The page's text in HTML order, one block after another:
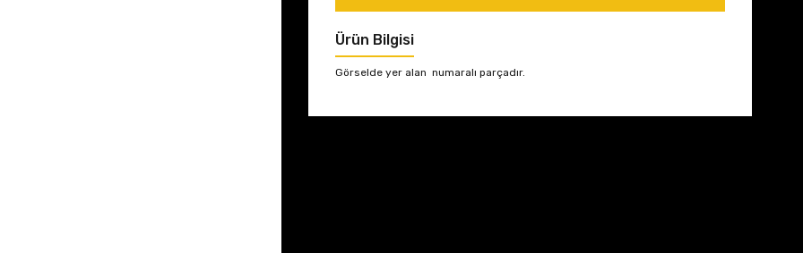
Ürün Bilgisi
Görselde yer alan numaralı parçadır.